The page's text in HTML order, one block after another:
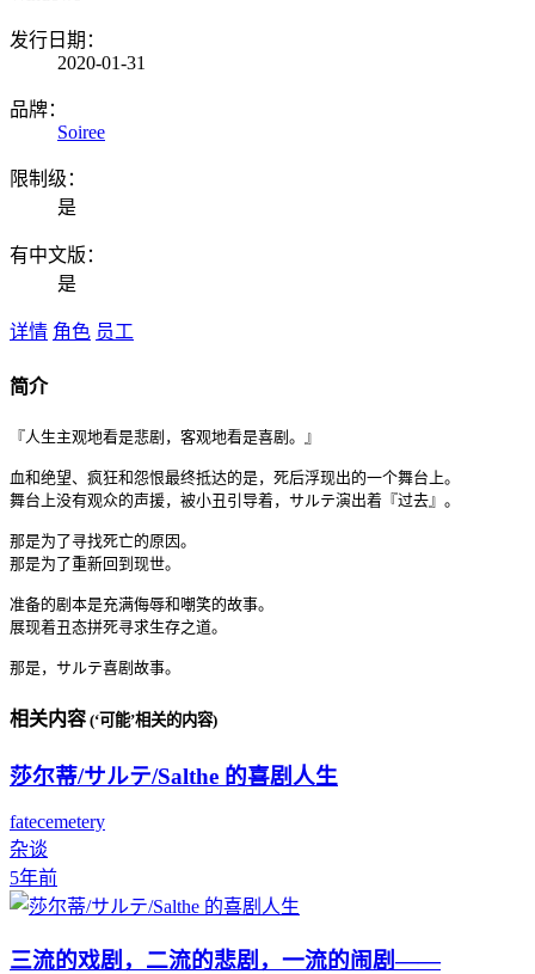
发行日期：
2020-01-31
品牌：
Soiree
限制级：
是
有中文版：
是
详情 角色 员工
简介
『人生主观地看是悲剧，客观地看是喜剧。』
血和绝望、疯狂和怨恨最终抵达的是，死后浮现出的一个舞台上。
舞台上没有观众的声援，被小丑引导着，サルテ演出着『过去』。
那是为了寻找死亡的原因。
那是为了重新回到现世。
准备的剧本是充满侮辱和嘲笑的故事。
展现着丑态拼死寻求生存之道。
那是，サルテ喜剧故事。
相关内容 (‘可能’相关的内容)
莎尔蒂/サルテ/Salthe 的喜剧人生
fatecemetery
杂谈
5年前
三流的戏剧，二流的悲剧，一流的闹剧——